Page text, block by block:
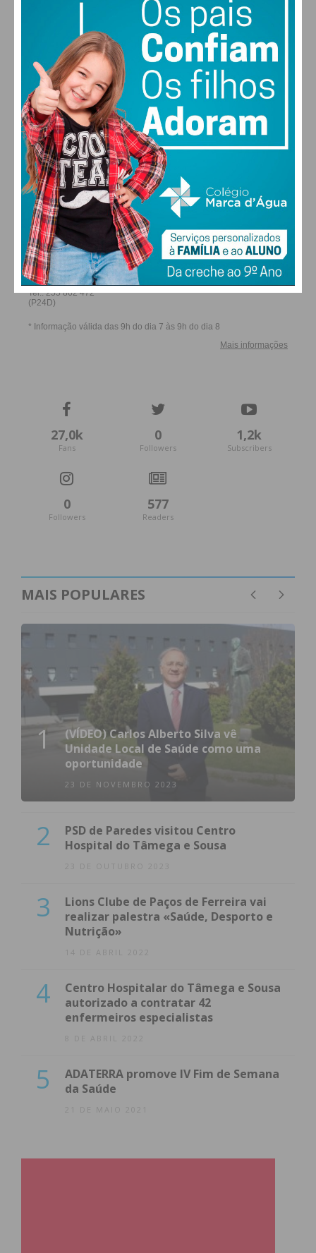
SEX SÁB
28°
DOM
29
SEG
ALTERAR
FARMACIAS DE SERVIÇO EM PAÇOS DE
FERREIRA
27,0k
Fans
0
Followers
1,2k
Subscribers
0
Followers
577
Readers
MAIS POPULARES
1
(VÍDEO) Carlos Alberto Silva vê
Unidade Local de Saúde como uma
oportunidade
23 DE NOVEMBRO 2023
2
PSD de Paredes visitou Centro
Hospital do Tâmega e Sousa
23 DE OUTUBRO 2023
3
Lions Clube de Paços de Ferreira vai
realizar palestra «Saúde, Desporto e
Nutrição»
14 DE ABRIL 2022
4
Centro Hospitalar do Tâmega e Sousa
autorizado a contratar 42
enfermeiros especialistas
8 DE ABRIL 2022
5
ADATERRA promove IV Fim de Semana
da Saúde
21 DE MAIO 2021